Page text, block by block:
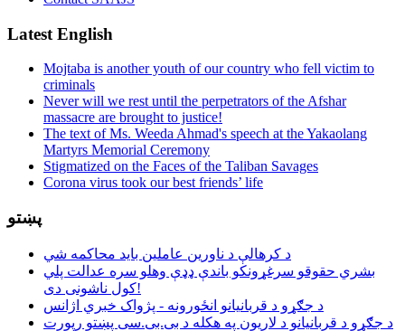
Latest English
Mojtaba is another youth of our country who fell victim to
criminals
Never will we rest until the perpetrators of the Afshar
massacre are brought to justice!
The text of Ms. Weeda Ahmad's speech at the Yakaolang
Martyrs Memorial Ceremony
Stigmatized on the Faces of the Taliban Savages
Corona virus took our best friends’ life
پښتو
د کرهالې د ناورین عاملین باید محاکمه شي
بشري حقوقو سرغړونکو باندې ډډې وهلو سره عدالت پلي
کول ناشونی دی!
د جګړو د قربانیانو انځورونه - پژواک خبري اژانس
د جګړو د قربانیانو د لاریون په هکله د بی.بی.سی پښتو رپورت